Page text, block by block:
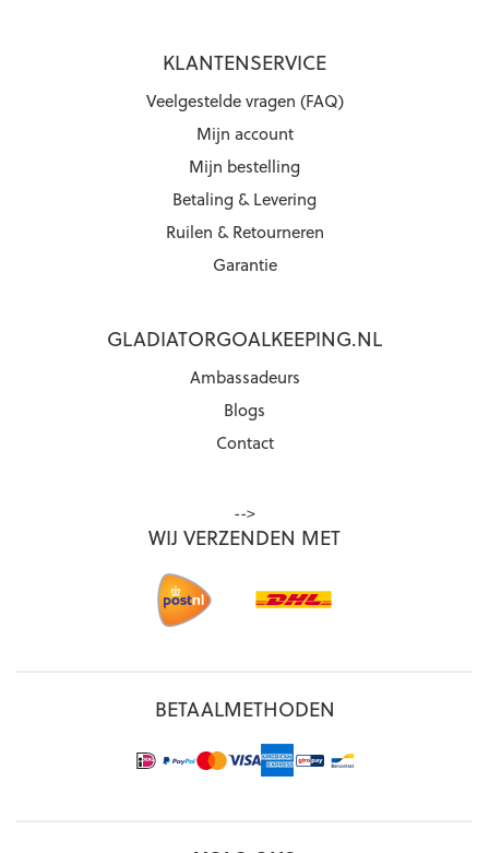
KLANTENSERVICE
Veelgestelde vragen (FAQ)
Mijn account
Mijn bestelling
Betaling & Levering
Ruilen & Retourneren
Garantie
GLADIATORGOALKEEPING.NL
Ambassadeurs
Blogs
Contact
-->
WIJ VERZENDEN MET
BETAALMETHODEN